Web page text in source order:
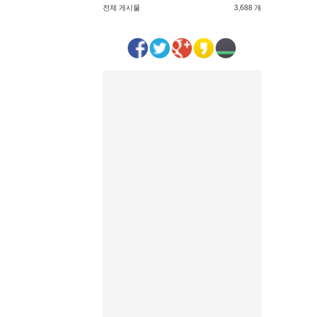
전체 게시물
3,688 개